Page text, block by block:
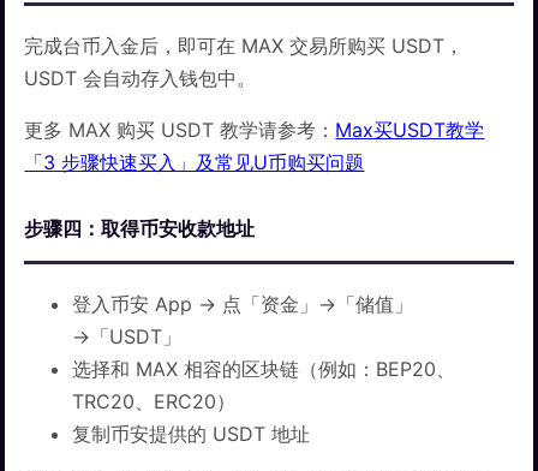
完成台币入金后，即可在 MAX 交易所购买 USDT，
USDT 会自动存入钱包中。
更多 MAX 购买 USDT 教学请参考： Max买USDT教学
「3 步骤快速买入」及常见U币购买问题
步骤四：取得币安收款地址
登入币安 App → 点「资金」→「储值」
→「USDT」
选择和 MAX 相容的区块链（例如：BEP20、
TRC20、ERC20）
复制币安提供的 USDT 地址